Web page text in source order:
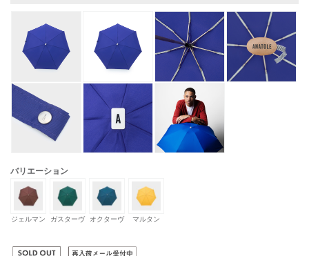
バリエーション
ジェルマン ガスターヴ オクターヴ マルタン